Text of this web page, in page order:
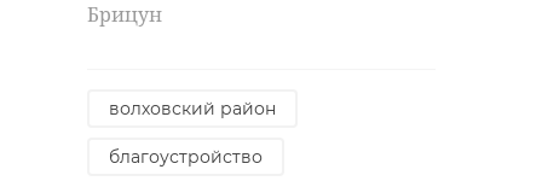
Брицун
волховский район
благоустройство